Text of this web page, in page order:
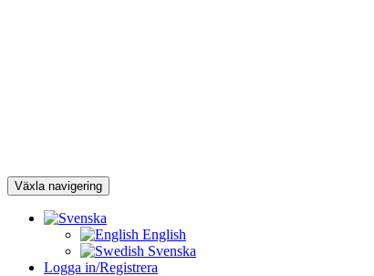
Växla navigering
English
Svenska
Logga in/Registrera